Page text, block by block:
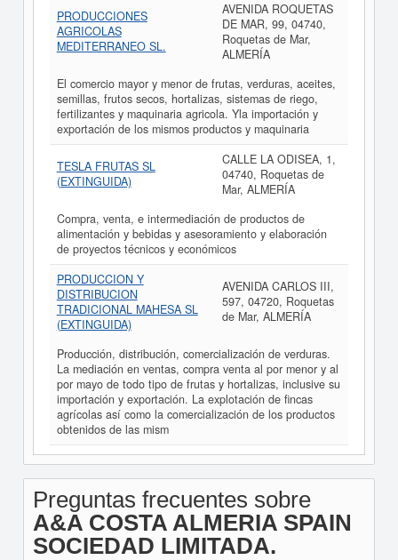
PRODUCCIONES
AGRICOLAS
MEDITERRANEO SL.
AVENIDA ROQUETAS
DE MAR, 99, 04740,
Roquetas de Mar,
ALMERÍA
El comercio mayor y menor de frutas, verduras, aceites,
semillas, frutos secos, hortalizas, sistemas de riego,
fertilizantes y maquinaria agricola. Yla importación y
exportación de los mismos productos y maquinaria
TESLA FRUTAS SL
(EXTINGUIDA)
CALLE LA ODISEA, 1,
04740, Roquetas de
Mar, ALMERÍA
Compra, venta, e intermediación de productos de
alimentación y bebidas y asesoramiento y elaboración
de proyectos técnicos y económicos
PRODUCCION Y
DISTRIBUCION
TRADICIONAL MAHESA SL
(EXTINGUIDA)
AVENIDA CARLOS III,
597, 04720, Roquetas
de Mar, ALMERÍA
Producción, distribución, comercialización de verduras.
La mediación en ventas, compra venta al por menor y al
por mayo de todo tipo de frutas y hortalizas, inclusive su
importación y exportación. La explotación de fincas
agrícolas así como la comercialización de los productos
obtenidos de las mism
Preguntas frecuentes sobre
A&A COSTA ALMERIA SPAIN
SOCIEDAD LIMITADA.